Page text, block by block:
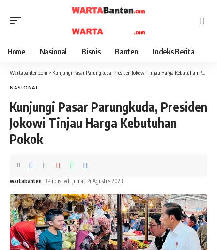
Home Nasional Bisnis Banten Indeks Berita
Wartabanten.com > Kunjungi Pasar Parungkuda, Presiden Jokowi Tinjau Harga Kebutuhan Pokok
NASIONAL
Kunjungi Pasar Parungkuda, Presiden
Jokowi Tinjau Harga Kebutuhan
Pokok
wartabanten Published: Jumat, 4 Agustus 2023